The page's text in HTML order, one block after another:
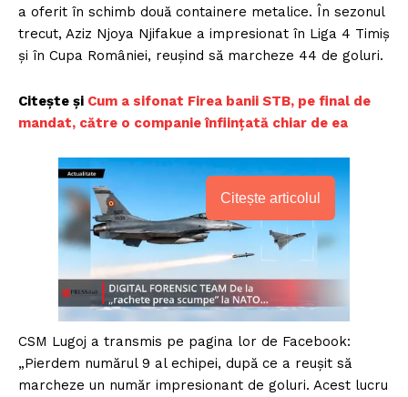
a oferit în schimb două containere metalice. În sezonul
trecut, Aziz Njoya Njifakue a impresionat în Liga 4 Timiș
și în Cupa României, reușind să marcheze 44 de goluri.
Citește și Cum a sifonat Firea banii STB, pe final de
mandat, către o companie înființată chiar de ea
Citește articolul
CSM Lugoj a transmis pe pagina lor de Facebook:
„Pierdem numărul 9 al echipei, după ce a reușit să
marcheze un număr impresionant de goluri. Acest lucru